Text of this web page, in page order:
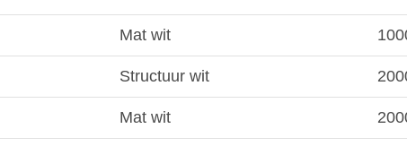
Mat wit
Structuur wit
Mat wit